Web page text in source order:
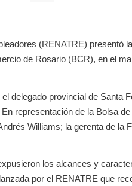
(RENATRE) presentó
de Rosario (BCR), en el
delegado provincial de Santa
representación de la Bolsa
Williams; la gerenta de la
los alcances y
por el RENATRE que